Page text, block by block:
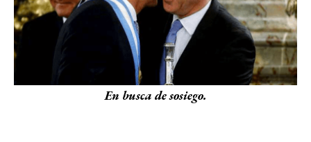
En busca de sosiego.